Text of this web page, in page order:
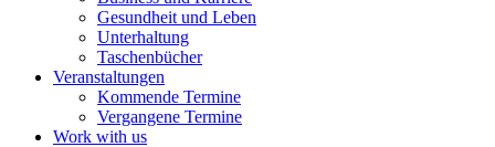
Gesundheit und Leben
Unterhaltung
Taschenbücher
Veranstaltungen
Kommende Termine
Vergangene Termine
Work with us